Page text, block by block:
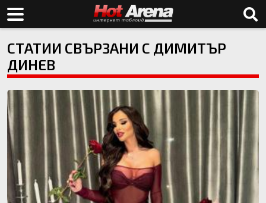
СТАТИИ СВЪРЗАНИ С ДИМИТЪР
ДИНЕВ